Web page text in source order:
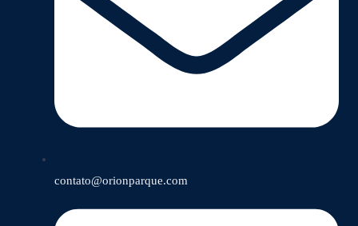
contato@orionparque.com